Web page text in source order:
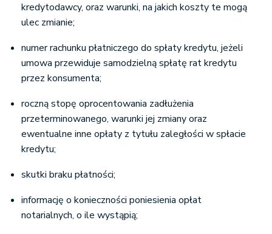
kredytodawcy, oraz warunki, na jakich koszty te mogą
ulec zmianie;
numer rachunku płatniczego do spłaty kredytu, jeżeli
umowa przewiduje samodzielną spłatę rat kredytu
przez konsumenta;
roczną stopę oprocentowania zadłużenia
przeterminowanego, warunki jej zmiany oraz
ewentualne inne opłaty z tytułu zaległości w spłacie
kredytu;
skutki braku płatności;
informację o konieczności poniesienia opłat
notarialnych, o ile wystąpią;